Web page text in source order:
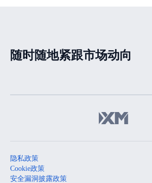
随时随地紧跟市场动向
隐私政策
Cookie政策
安全漏洞披露政策